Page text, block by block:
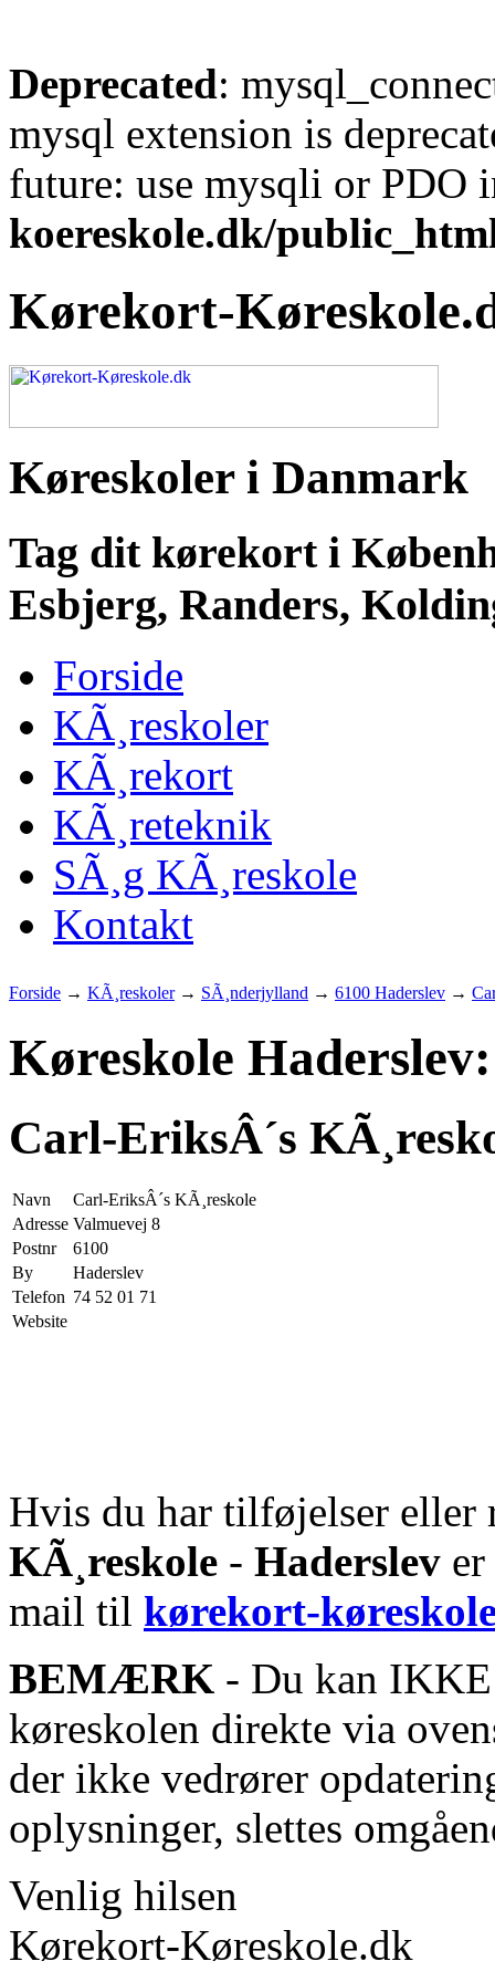
Deprecated:
mysql extension is
future: use mysqli or PDO
koereskole.dk/
Kørekort-
Køreskoler i Danmark
Tag dit kørekort i
Esbjerg, Randers,
Forside
KÃ¸reskoler
KÃ¸rekort
KÃ¸reteknik
SÃ¸g KÃ¸reskole
Kontakt
Forside → KÃ¸reskoler→ SÃ¸nderjylland → 6100 Haderslev →
Køreskole Haderslev:
Carl-EriksÂ´s
Navn
Carl-EriksÂ´s KÃ¸reskole
Adresse Valmuevej 8
Postnr
6100
By
Haderslev
Telefon 74 52 01 71
Website
Hvis du har tilføjelser eller
KÃ¸reskole - Haderslev
mail til kørekort-
BEMÆRK - Du kan IKKE
køreskolen direkte via
der ikke vedrører
oplysninger, slettes
Venlig hilsen
Kørekort-Køreskole.dk